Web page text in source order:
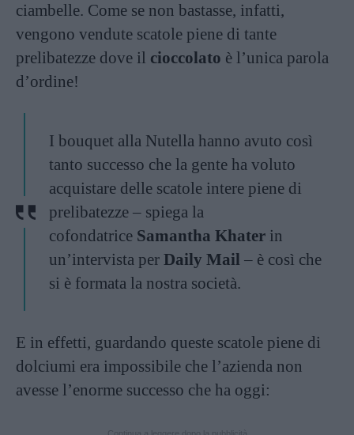
ciambelle. Come se non bastasse, infatti,
vengono vendute scatole piene di tante
prelibatezze dove il cioccolato è l’unica parola
d’ordine!
I bouquet alla Nutella hanno avuto così
tanto successo che la gente ha voluto
acquistare delle scatole intere piene di
prelibatezze – spiega la
cofondatrice Samantha Khater in
un’intervista per Daily Mail – è così che
si è formata la nostra società.
E in effetti, guardando queste scatole piene di
dolciumi era impossibile che l’azienda non
avesse l’enorme successo che ha oggi: